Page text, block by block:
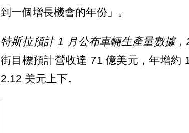
到一個增長機會的年份」。
特斯拉預計 1 月公布車輛生產量數據，
街目標預計營收達 71 億美元，年增約
2.12 美元上下。